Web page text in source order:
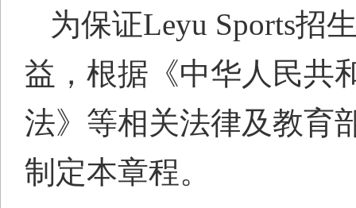
为保证Leyu Sports招
益，根据《中华人民共
法》等相关法律及教育
制定本章程。